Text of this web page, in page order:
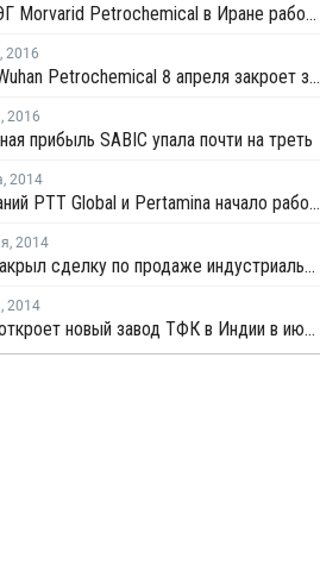
Завод МЭГ Morvarid Petrochemical в Иране работает в штатном режиме после профилактики
, 2016
Sinopec Wuhan Petrochemical 8 апреля закроет завод МЭГ в Китае на профилактику
, 2016
прибыль SABIC упала почти на треть
, 2014
СП компаний PTT Global и Pertamina начало работу в Индонезии
, 2014
СИБУР закрыл сделку по продаже индустриального парка "Ока-Полимер"
, 2014
Reliance откроет новый завод ТФК в Индии в июне-июле 2014 года